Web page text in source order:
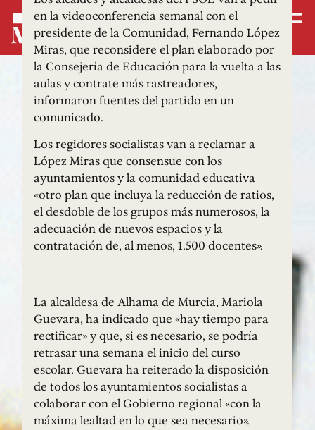
en la videoconferencia semanal con el
presidente de la Comunidad, Fernando López
Miras, que reconsidere el plan elaborado por
la Consejería de Educación para la vuelta a las
aulas y contrate más rastreadores,
informaron fuentes del partido en un
comunicado.
Los regidores socialistas van a reclamar a
López Miras que consensue con los
ayuntamientos y la comunidad educativa
«otro plan que incluya la reducción de ratios,
el desdoble de los grupos más numerosos, la
adecuación de nuevos espacios y la
contratación de, al menos, 1.500 docentes».
La alcaldesa de Alhama de Murcia, Mariola
Guevara, ha indicado que «hay tiempo para
rectificar» y que, si es necesario, se podría
retrasar una semana el inicio del curso
escolar. Guevara ha reiterado la disposición
de todos los ayuntamientos socialistas a
colaborar con el Gobierno regional «con la
máxima lealtad en lo que sea necesario».